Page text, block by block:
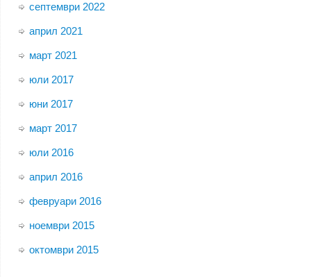
септември 2022
април 2021
март 2021
юли 2017
юни 2017
март 2017
юли 2016
април 2016
февруари 2016
ноември 2015
октомври 2015